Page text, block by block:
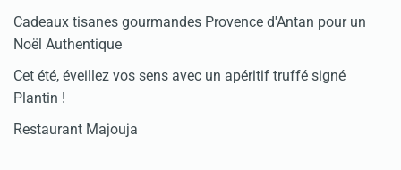
Cadeaux tisanes gourmandes Provence d'Antan pour un
Noël Authentique
Cet été, éveillez vos sens avec un apéritif truffé signé
Plantin !
Restaurant Majouja